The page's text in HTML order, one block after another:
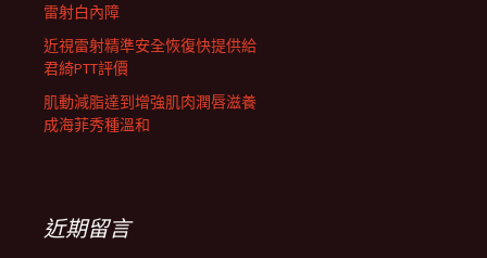
雷射白內障
近視雷射精準安全恢復快提供給
君綺PTT評價
肌動減脂達到增強肌肉潤唇滋養
成海菲秀種溫和
近期留言